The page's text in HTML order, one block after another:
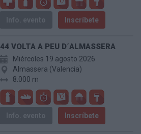
Info. evento Inscríbete
44 VOLTA A PEU D´ALMASSERA
Miércoles 19 agosto 2026
Almassera (Valencia)
8.000 m
Info. evento Inscríbete